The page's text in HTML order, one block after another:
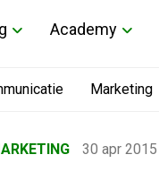
Academy
Marketing
30 apr 2015